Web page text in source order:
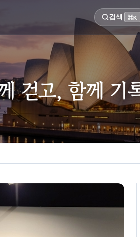
검색 ⌘K
걷고, 함께 기
하면 실시간으로 글을 찾습니다...